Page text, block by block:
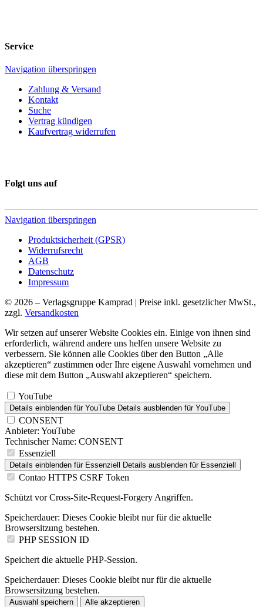
Service
Navigation überspringen
Zahlung & Versand
Kontakt
Suche
Vertrag kündigen
Kaufvertrag widerrufen
Folgt uns auf
Navigation überspringen
Produktsicherheit (GPSR)
Widerrufsrecht
AGB
Datenschutz
Impressum
© 2026 – Verlagsgruppe Kamprad | Preise inkl. gesetzlicher MwSt.,
zzgl. Versandkosten
Wir setzen auf unserer Website Cookies ein. Einige von ihnen sind
erforderlich, während andere uns helfen unsere Website zu
verbessern. Sie können alle Cookies über den Button „Alle
akzeptieren“ zustimmen oder Ihre eigene Auswahl vornehmen und
diese mit dem Button „Auswahl akzeptieren“ speichern.
YouTube
Details einblenden für YouTube Details ausblenden für YouTube
CONSENT
Anbieter: YouTube
Technischer Name: CONSENT
Essenziell
Details einblenden für Essenziell Details ausblenden für Essenziell
Contao HTTPS CSRF Token
Schützt vor Cross-Site-Request-Forgery Angriffen.
Speicherdauer: Dieses Cookie bleibt nur für die aktuelle
Browsersitzung bestehen.
PHP SESSION ID
Speichert die aktuelle PHP-Session.
Speicherdauer: Dieses Cookie bleibt nur für die aktuelle
Browsersitzung bestehen.
Auswahl speichern Alle akzeptieren